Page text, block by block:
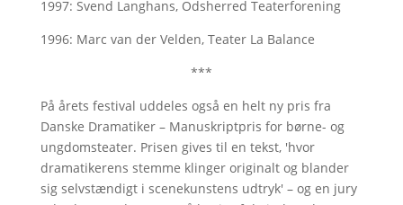
1997: Svend Langhans, Odsherred Teaterforening
1996: Marc van der Velden, Teater La Balance
***
På årets festival uddeles også en helt ny pris fra
Danske Dramatiker – Manuskriptpris for børne- og
ungdomsteater. Prisen gives til en tekst, 'hvor
dramatikerens stemme klinger originalt og blander
sig selvstændigt i scenekunstens udtryk' – og en jury